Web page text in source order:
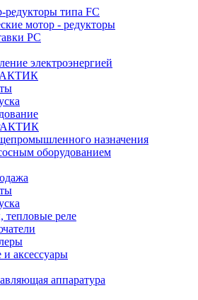
типа FC
мотор - редукторы
PC
электроэнергией
назначения
оборудованием
тепловые реле
аксессуары
аппаратура